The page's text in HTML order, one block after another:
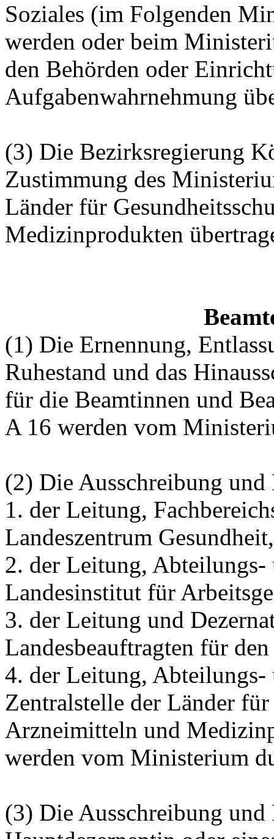
Soziales (im Folgenden
werden oder beim
den Behörden oder
Aufgabenwahrnehmung
(3) Die Bezirksregierung
Zustimmung des
Länder für
Medizinprodukten
(1) Die Ernennung,
Ruhestand und das
für die Beamtinnen und
A 16 werden vom
(2) Die Ausschreibung
1. der Leitung,
Landeszentrum Gesundheit,
2. der Leitung,
Landesinstitut für
3. der Leitung und
Landesbeauftragten für
4. der Leitung, Abteilungs-
Zentralstelle der Länder
Arzneimitteln und
werden vom Ministerium
(3) Die Ausschreibung